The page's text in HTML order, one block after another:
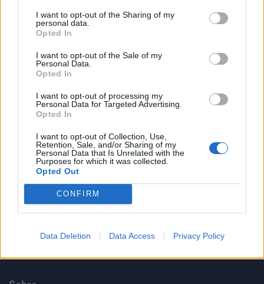
I want to opt-out of the Sharing of my
personal data.
Opted In
I want to opt-out of the Sale of my
Personal Data.
Opted In
I want to opt-out of processing my
Personal Data for Targeted Advertising.
Opted In
I want to opt-out of Collection, Use,
Retention, Sale, and/or Sharing of my
Personal Data that Is Unrelated with the
Purposes for which it was collected.
Opted Out
CONFIRM
Data Deletion Data Access Privacy Policy
Este é um Porsche 911 Carrera RS 2.7 Safari
13/03/2024
Vídeo – Tesla Cybertruck – Nunca vimos
13/05/2024
40 anos depois
31/07/2026
12/02/2024